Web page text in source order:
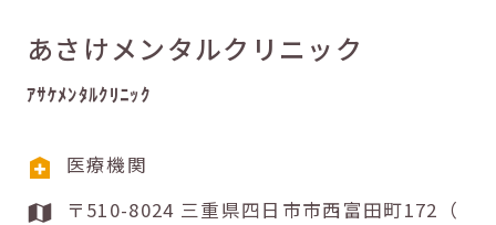
あさけメンタルクリニック
ｱｻｹﾒﾝﾀﾙｸﾘﾆｯｸ
医療機関
〒510-8024 三重県四日市市西富田町172（